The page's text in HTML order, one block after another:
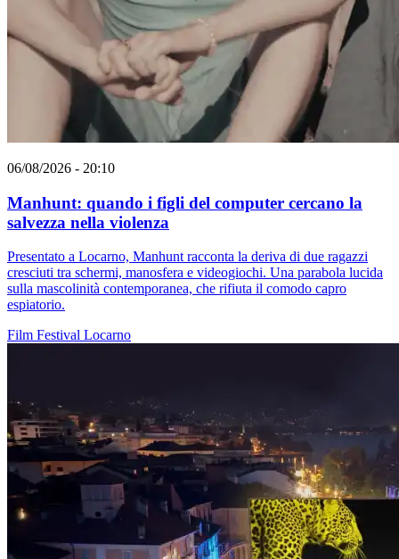
06/08/2026 - 20:10
Manhunt: quando i figli del computer cercano la
salvezza nella violenza
Presentato a Locarno, Manhunt racconta la deriva di due ragazzi
cresciuti tra schermi, manosfera e videogiochi. Una parabola lucida
sulla mascolinità contemporanea, che rifiuta il comodo capro
espiatorio.
Film Festival Locarno